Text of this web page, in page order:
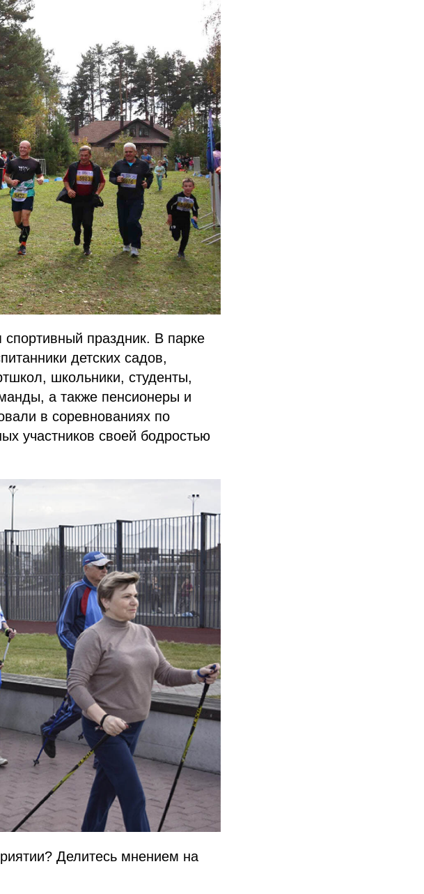
спортивный праздник. В парке
детских садов,
школьники, студенты,
а также пенсионеры и
в соревнованиях по
участников своей бодростью
Делитесь мнением на